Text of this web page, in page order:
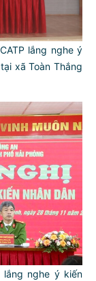
lắng nghe ý
xã Toàn Thắng
lắng nghe ý kiến